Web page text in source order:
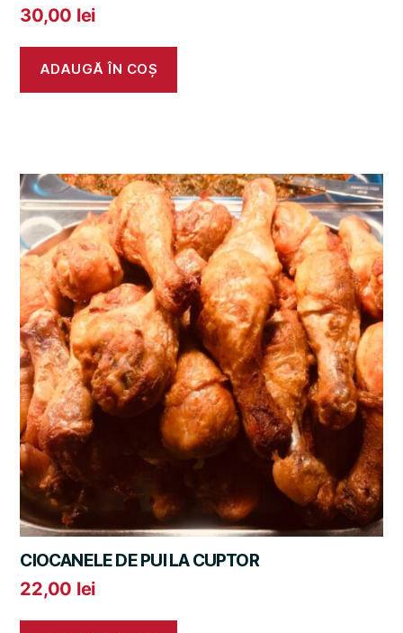
30,00 lei
ADAUGĂ ÎN COȘ
CIOCANELE DE PUI LA CUPTOR
22,00 lei